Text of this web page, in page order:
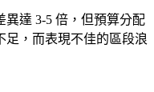
達 3-5 倍，但預算分配
足，而表現不佳的區段浪